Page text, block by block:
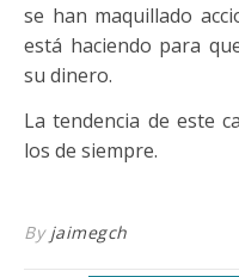
se han maquillado
está haciendo para
su dinero.
La tendencia de este
los de siempre.
By jaimegch